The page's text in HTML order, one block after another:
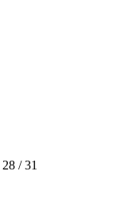
28 / 31